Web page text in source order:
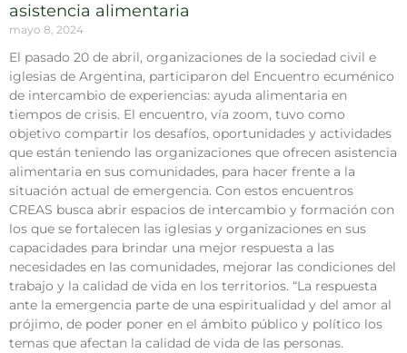
asistencia alimentaria
mayo 8, 2024
El pasado 20 de abril, organizaciones de la sociedad civil e
iglesias de Argentina, participaron del Encuentro ecuménico
de intercambio de experiencias: ayuda alimentaria en
tiempos de crisis. El encuentro, vía zoom, tuvo como
objetivo compartir los desafíos, oportunidades y actividades
que están teniendo las organizaciones que ofrecen asistencia
alimentaria en sus comunidades, para hacer frente a la
situación actual de emergencia. Con estos encuentros
CREAS busca abrir espacios de intercambio y formación con
los que se fortalecen las iglesias y organizaciones en sus
capacidades para brindar una mejor respuesta a las
necesidades en las comunidades, mejorar las condiciones del
trabajo y la calidad de vida en los territorios. “La respuesta
ante la emergencia parte de una espiritualidad y del amor al
prójimo, de poder poner en el ámbito público y político los
temas que afectan la calidad de vida de las personas.